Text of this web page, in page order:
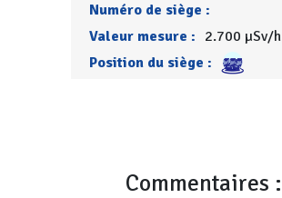
Numéro de siège :
Valeur mesure : 2.700 µSv/h
Position du siège :
Commentaires :